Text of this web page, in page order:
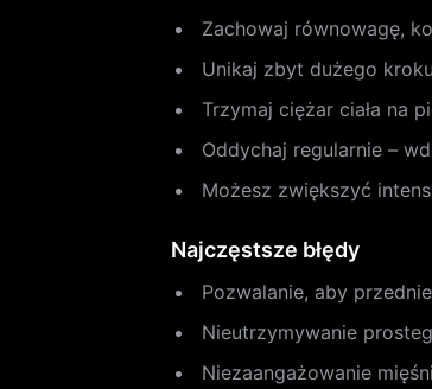
Zachowaj równowagę,
Unikaj zbyt dużego
Trzymaj ciężar ciała na
Oddychaj regularnie –
Możesz zwiększyć
Najczęstsze błędy
Pozwalanie, aby
Nieutrzymywanie
Niezaangażowanie